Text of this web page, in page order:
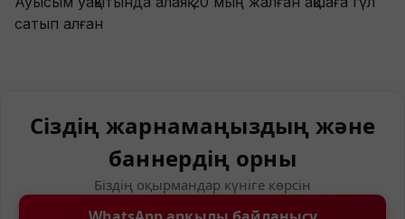
сатып алған
Сіздің жарнамаңыздың және
баннердің орны
Біздің оқырмандар күніге көрсін